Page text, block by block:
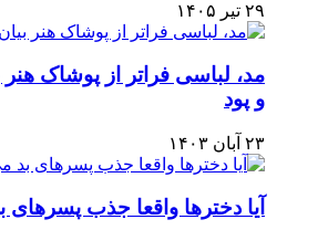
۲۹ تیر ۱۴۰۵
مد، لباسی فراتر از پوشاک هنر
و پود
۲۳ آبان ۱۴۰۳
آیا دخترها واقعا جذب